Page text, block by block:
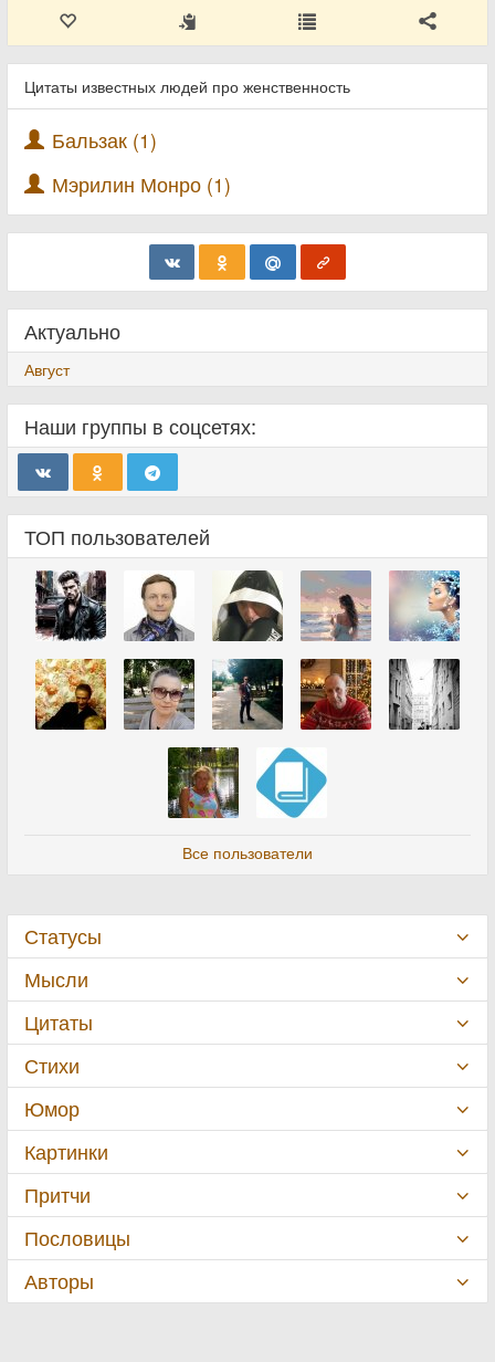
Цитаты известных людей про женственность
Бальзак (1)
Мэрилин Монро (1)
Актуально
Август
Наши группы в соцсетях:
ТОП пользователей
Все пользователи
Статусы
Мысли
Цитаты
Стихи
Юмор
Картинки
Притчи
Пословицы
Авторы